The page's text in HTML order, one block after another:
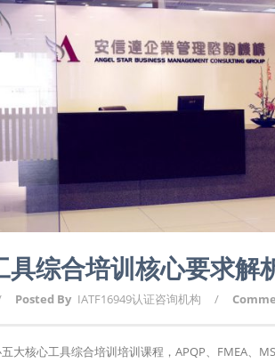
具综合培训核心要求解
Posted By IATF16949认证咨询机构 /
大核心工具综合培训培训课程，APQP、FMEA、